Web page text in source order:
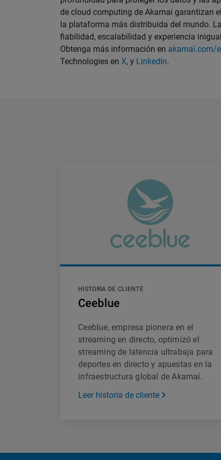
de cloud computing de Akamai garantizan
la plataforma más distribuida del mundo.
fiabilidad, escalabilidad y experiencia
Obtenga más información en akamai.com/
Technologies en X, y LinkedIn.
HISTORIA DE CLIENTE
Ceeblue
Ceeblue, empresa pionera en el
streaming en directo, optimizó el
streaming de latencia ultrabaja para
deportes en directo y apuestas en la
infraestructura global de Akamai.
Leer historia de cliente